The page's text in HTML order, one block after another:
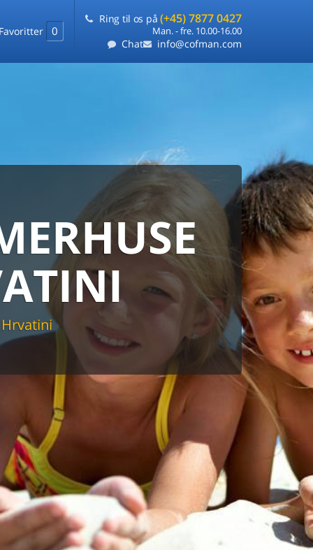
0
Ring til os på (+45) 7877 0427
Man. - fre. 10.00-16.00
Chat info@cofman.com
til markedets laveste
samlet på ét sted